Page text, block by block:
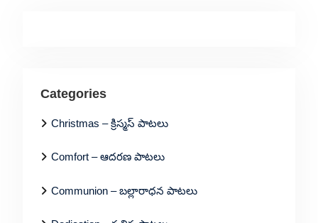
Categories
Christmas – క్రిస్మస్ పాటలు
Comfort – ఆదరణ పాటలు
Communion – బల్లారాధన పాటలు